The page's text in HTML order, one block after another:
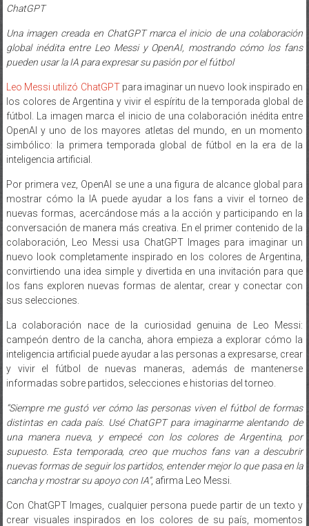
ChatGPT
Una imagen creada en ChatGPT marca el inicio de una colaboración
global inédita entre Leo Messi y OpenAI, mostrando cómo los fans
pueden usar la IA para expresar su pasión por el fútbol
Leo Messi utilizó ChatGPT para imaginar un nuevo look inspirado en
los colores de Argentina y vivir el espíritu de la temporada global de
fútbol. La imagen marca el inicio de una colaboración inédita entre
OpenAI y uno de los mayores atletas del mundo, en un momento
simbólico: la primera temporada global de fútbol en la era de la
inteligencia artificial.
Por primera vez, OpenAI se une a una figura de alcance global para
mostrar cómo la IA puede ayudar a los fans a vivir el torneo de
nuevas formas, acercándose más a la acción y participando en la
conversación de manera más creativa. En el primer contenido de la
colaboración, Leo Messi usa ChatGPT Images para imaginar un
nuevo look completamente inspirado en los colores de Argentina,
convirtiendo una idea simple y divertida en una invitación para que
los fans exploren nuevas formas de alentar, crear y conectar con
sus selecciones.
La colaboración nace de la curiosidad genuina de Leo Messi:
campeón dentro de la cancha, ahora empieza a explorar cómo la
inteligencia artificial puede ayudar a las personas a expresarse, crear
y vivir el fútbol de nuevas maneras, además de mantenerse
informadas sobre partidos, selecciones e historias del torneo.
“Siempre me gustó ver cómo las personas viven el fútbol de formas
distintas en cada país. Usé ChatGPT para imaginarme alentando de
una manera nueva, y empecé con los colores de Argentina, por
supuesto. Esta temporada, creo que muchos fans van a descubrir
nuevas formas de seguir los partidos, entender mejor lo que pasa en la
cancha y mostrar su apoyo con IA”, afirma Leo Messi.
Con ChatGPT Images, cualquier persona puede partir de un texto y
crear visuales inspirados en los colores de su país, momentos